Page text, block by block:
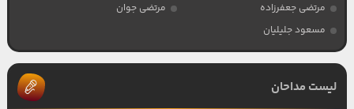
مرتضی جعفرزاده
مرتضی جوان
مسعود جلیلیان
لیست مداحان